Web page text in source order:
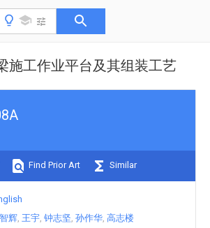
施工作业平台及其组装工艺
Find Prior Art Similar
辉 王宇 钟志坚 孙作华 高志楼